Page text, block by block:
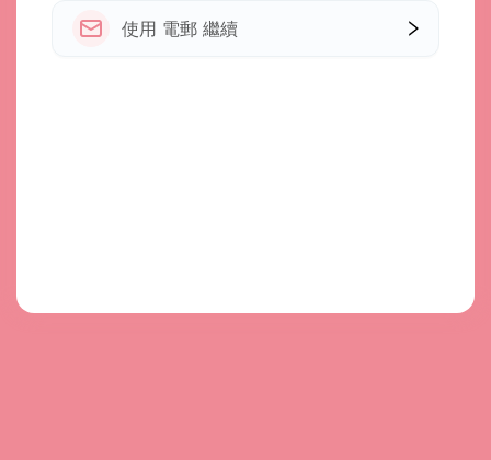
使用 電郵 繼續